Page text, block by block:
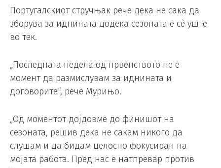
Португалскиот стручњак рече дека не сака да
зборува за иднината додека сезоната е сè уште
во тек.
„Последната недела од првенството не е
момент да размислувам за иднината и
договорите“, рече Мурињо.
„Од моментот дојдовме до финишот на
сезоната, решив дека не сакам никого да
слушам и да бидам целосно фокусиран на
мојата работа. Пред нас е натпревар против